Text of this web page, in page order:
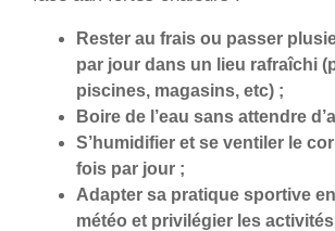
Rester au frais ou passer
par jour dans un lieu rafraîchi
piscines, magasins, etc) ;
Boire de l’eau sans attendre
S’humidifier et se ventiler le
fois par jour ;
Adapter sa pratique sportive
météo et privilégier les